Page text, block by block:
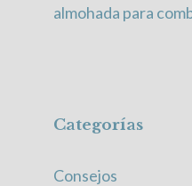
almohada para
Categorías
Consejos